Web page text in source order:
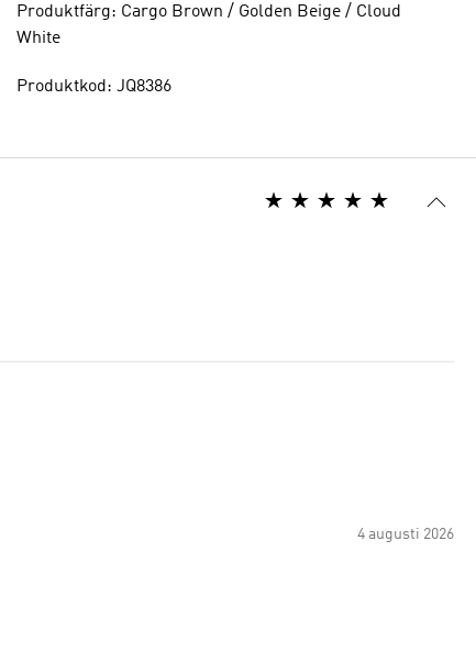
Produktfärg: Cargo Brown / Golden Beige / Cloud
White
Produktkod: JQ8386
4 augusti 2026